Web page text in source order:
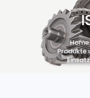
Home
Produkte